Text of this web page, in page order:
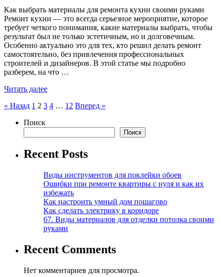
Как выбрать материалы для ремонта кухни своими руками
Ремонт кухни — это всегда серьезное мероприятие, которое
требует четкого понимания, какие материалы выбрать, чтобы
результат был не только эстетичным, но и долговечным.
Особенно актуально это для тех, кто решил делать ремонт
самостоятельно, без привлечения профессиональных
строителей и дизайнеров. В этой статье мы подробно
разберем, на что …
Читать далее
Пагинация
записей
« Назад 1 2 3 4 … 12 Вперед »
Поиск
Поиск
Recent Posts
Виды инструментов для поклейки обоев
Ошибки при ремонте квартиры с нуля и как их
избежать
Как настроить умный дом пошагово
Как сделать электрику в коридоре
67. Виды материалов для отделки потолка своими
руками
Recent Comments
Нет комментариев для просмотра.